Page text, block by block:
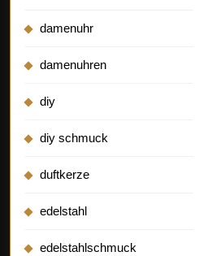
damenuhr
damenuhren
diy
diy schmuck
duftkerze
edelstahl
edelstahlschmuck